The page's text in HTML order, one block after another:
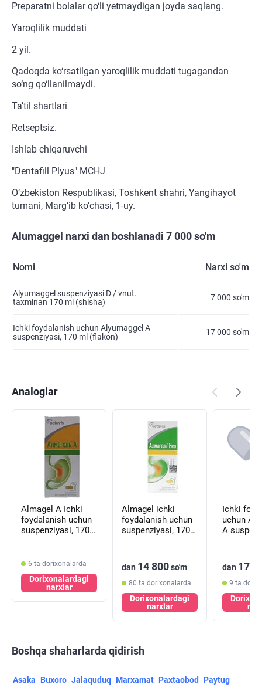
Preparatni bolalar qo‘li yetmaydigan joyda saqlang.
Yaroqlilik muddati
2 yil.
Qadoqda ko‘rsatilgan yaroqlilik muddati tugagandan
so‘ng qo‘llanilmaydi.
Ta’til shartlari
Retseptsiz.
Ishlab chiqaruvchi
"Dentafill Plyus" MCHJ
O‘zbekiston Respublikasi, Toshkent shahri, Yangihayot
tumani, Marg‘ib ko‘chasi, 1-uy.
Alumaggel narxi dan boshlanadi 7 000 so'm
Nomi Narxi so'm
Alyumaggel suspenziyasi D / vnut.
taxminan 170 ml (shisha)
7 000 so'm
Ichki foydalanish uchun Alyumaggel A
suspenziyasi, 170 ml (flakon)
17 000 so'm
Analoglar
Almagel A Ichki
foydalanish uchun
suspenziyasi, 170
6 ta dorixonalarda
Dorixonalardagi
narxlar
Almagel ichki
foydalanish uchun
suspenziyasi, 170
dan 14 800so'm
80 ta dorixonalarda
Dorixonalardagi
narxlar
Ichki
uchun
A
dan 17
9 ta
Boshqa shaharlarda qidirish
Asaka Buxoro Jalaquduq Marxamat Paxtaobod Paytug